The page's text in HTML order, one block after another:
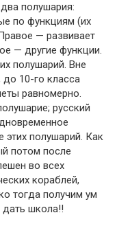
полушария:
по функциям (их
— развивает
— другие функции.
полушарий. Вне
до 10-го класса
равномерно.
русский
этих полушарий. Как
потом после
во всех
кораблей,
тогда получим ум
школа!!